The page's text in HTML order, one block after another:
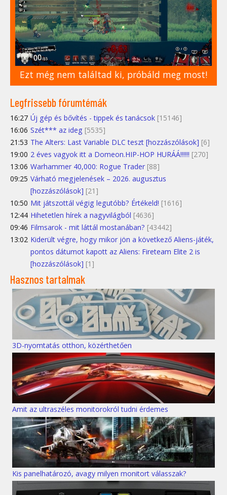
Ezt még nem találtad ki, próbáld meg most!
Legfrissebb fórumtémák
16:27 Új gép és bővítés - tippek és tanácsok [15146]
16:06 Szét*** az ideg [5535]
21:53 The Alters: Last Variable DLC teszt [hozzászólások] [6]
19:00 2 éves vagyok itt a Domeon.HIP-HOP HURÁÁ!!!!!! [270]
13:06 Warhammer 40,000: Rogue Trader [88]
09:25 Várható megjelenések – 2026. augusztus
[hozzászólások] [21]
10:50 Mit játszottál végig legutóbb? Értékeld! [1616]
12:44 Hihetetlen hírek a nagyvilágból [4636]
09:46 Filmsarok - mit láttál mostanában? [43442]
13:02 Kiderült végre, hogy mikor jön a következő Aliens-játék,
pontos dátumot kapott az Aliens: Fireteam Elite 2 is
[hozzászólások] [1]
Hasznos tartalmak
3D-nyomtatás otthon, közérthetően
Amit az ultraszéles monitorokról tudni érdemes
Kis panelhatározó, avagy milyen monitort válasszak?